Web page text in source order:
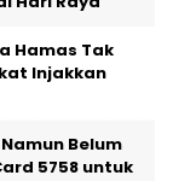
Hamas Tak
Injakkan
Belum
5758 untuk